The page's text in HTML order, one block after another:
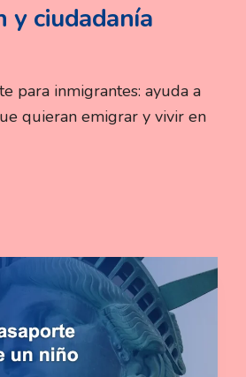
y ciudadanía
para inmigrantes: ayuda a
quieran emigrar y vivir en